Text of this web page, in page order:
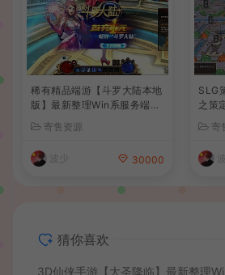
稀有精品端游【斗罗大陆本地
版】最新整理Win系服务端+P
权后台+管理后台+详细搭建
教程
寄售资源
波少 30000
SLG
之策
手工
后台
全套
寄
猜你喜欢